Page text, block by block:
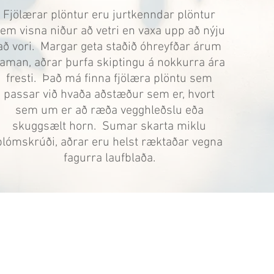
Fjölærar plöntur eru jurtkenndar plöntur
visna niður að vetri en vaxa upp að nýju
vori. Margar geta staðið óhreyfðar árum
aðrar þurfa skiptingu á nokkurra ára
fresti. Það má finna fjölæra plöntu sem
passar við hvaða aðstæður sem er, hvort
sem um er að ræða vegghleðslu eða
skuggsælt horn. Sumar skarta miklu
aðrar eru helst ræktaðar vegna
fagurra laufblaða.